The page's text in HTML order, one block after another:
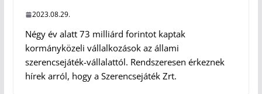
2023.08.29.
Négy év alatt 73 milliárd forintot kaptak
kormányközeli vállalkozások az állami
szerencsejáték-vállalattól. Rendszeresen érkeznek
hírek arról, hogy a Szerencsejáték Zrt.